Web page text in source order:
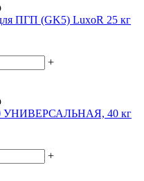
ПГП (GK5) LuxoR 25 кг
+
УНИВЕРСАЛЬНАЯ, 40 кг
+